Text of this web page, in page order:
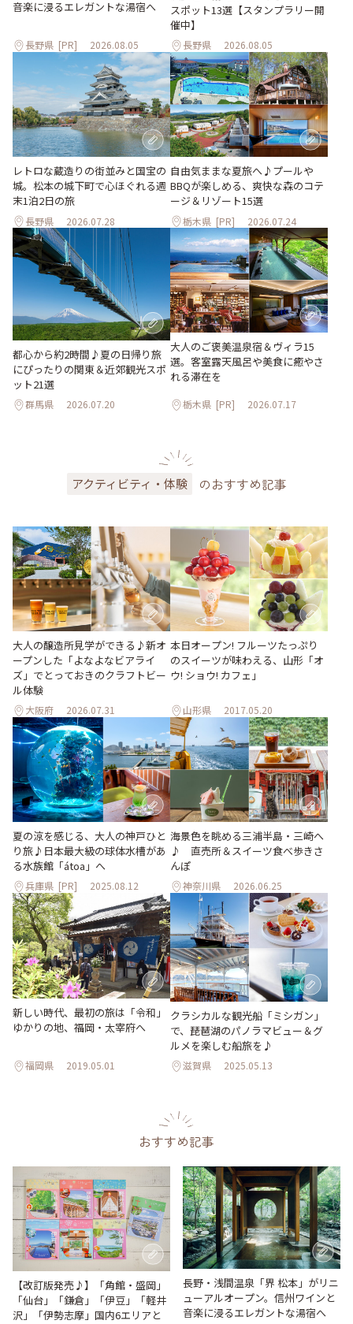
音楽に浸るエレガントな湯宿へ
長野県 [PR] 2026.08.05
スポット13選【スタンプラリー開
催中】
長野県 2026.08.05
レトロな蔵造りの街並みと国宝の
城。松本の城下町で心ほぐれる週
末1泊2日の旅
長野県 2026.07.28
自由気ままな夏旅へ♪プールや
BBQが楽しめる、爽快な森のコテ
ージ＆リゾート15選
栃木県 [PR] 2026.07.24
都心から約2時間♪夏の日帰り旅
にぴったりの関東＆近郊観光スポ
ット21選
群馬県 2026.07.20
大人のご褒美温泉宿＆ヴィラ15
選。客室露天風呂や美食に癒やさ
れる滞在を
栃木県 [PR] 2026.07.17
アクティビティ・体験 のおすすめ記事
大人の醸造所見学ができる♪新オ
ープンした「よなよなビアライ
ズ」でとっておきのクラフトビー
ル体験
大阪府 2026.07.31
本日オープン! フルーツたっぷり
のスイーツが味わえる、山形「オ
ウ! ショウ! カフェ」
山形県 2017.05.20
夏の涼を感じる、大人の神戸ひと
り旅♪日本最大級の球体水槽があ
る水族館「átoa」へ
兵庫県 [PR] 2025.08.12
海景色を眺める三浦半島・三崎へ
♪ 直売所＆スイーツ食べ歩きさ
んぽ
神奈川県 2026.06.25
新しい時代、最初の旅は「令和」
ゆかりの地、福岡・太宰府へ
福岡県 2019.05.01
クラシカルな観光船「ミシガン」
で、琵琶湖のパノラマビュー＆グ
ルメを楽しむ船旅を♪
滋賀県 2025.05.13
おすすめ記事
【改訂版発売♪】「角館・盛岡」
「仙台」「鎌倉」「伊豆」「軽井
沢」「伊勢志摩」国内6エリアと
長野・浅間温泉「界 松本」がリニ
ューアルオープン。信州ワインと
音楽に浸るエレガントな湯宿へ